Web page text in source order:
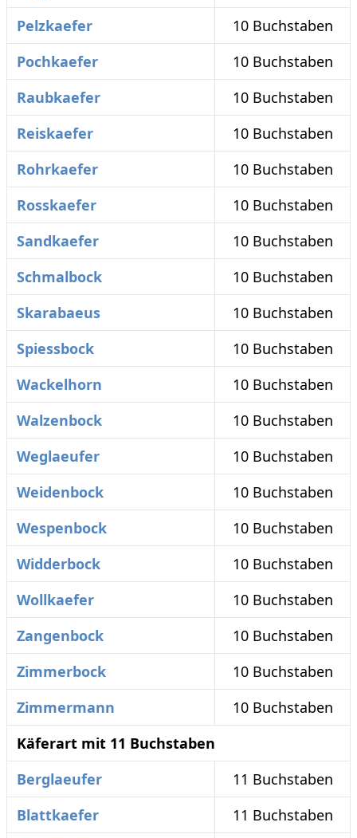
Pelzkaefer
10 Buchstaben
Pochkaefer
10 Buchstaben
Raubkaefer
10 Buchstaben
Reiskaefer
10 Buchstaben
Rohrkaefer
10 Buchstaben
Rosskaefer
10 Buchstaben
Sandkaefer
10 Buchstaben
Schmalbock
10 Buchstaben
Skarabaeus
10 Buchstaben
Spiessbock
10 Buchstaben
Wackelhorn
10 Buchstaben
Walzenbock
10 Buchstaben
Weglaeufer
10 Buchstaben
Weidenbock
10 Buchstaben
Wespenbock
10 Buchstaben
Widderbock
10 Buchstaben
Wollkaefer
10 Buchstaben
Zangenbock
10 Buchstaben
Zimmerbock
10 Buchstaben
Zimmermann
10 Buchstaben
Käferart mit 11 Buchstaben
Berglaeufer
11 Buchstaben
Blattkaefer
11 Buchstaben